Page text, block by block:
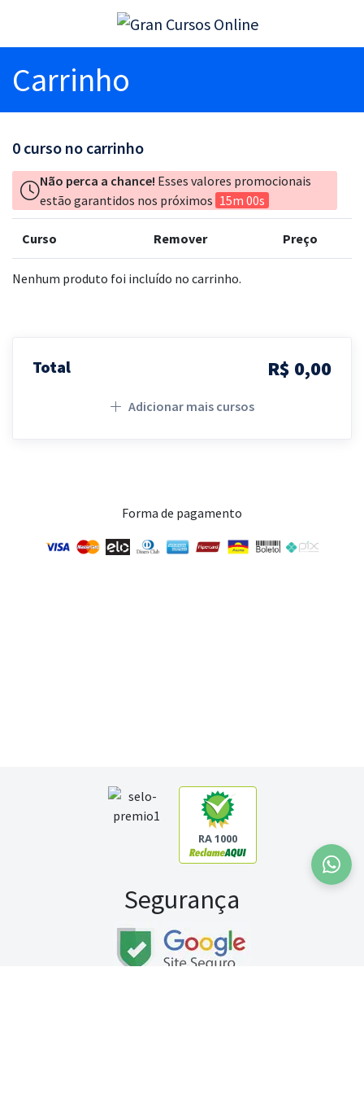
Carrinho
0 curso no carrinho
Não perca a chance! Esses valores promocionais
estão garantidos nos próximos 15m 00s
Curso Remover Preço
Nenhum produto foi incluído no carrinho.
Total R$ 0,00
Adicionar mais cursos
Forma de pagamento
RA 1000
Segurança